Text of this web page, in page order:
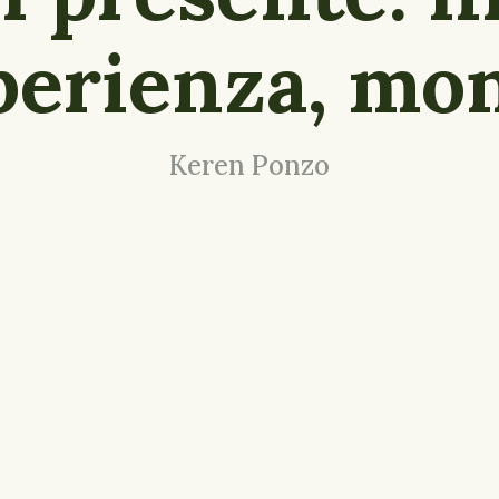
Keren Ponzo